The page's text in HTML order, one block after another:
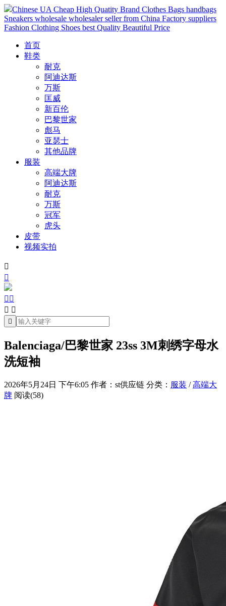
Chinese UA Cheap High Quatity Brand Clothes Bags handbags
Sneakers wholesale wholesaler seller from China Factory suppliers
Fashion Clothing Shoes best Quality Beautiful Price
首页
鞋类
耐克
阿迪达斯
万斯
匡威
新百伦
巴黎世家
彪马
亚瑟士
其他品牌
服装
高端大牌
阿迪达斯
耐克
万斯
冠军
虎头
皮带
视频实拍


 
 

Balenciaga/巴黎世家 23ss 3M刺绣字母水
洗短袖
2026年5月24日 下午6:05 作者：st供应链 分类： 服装 /高端大
牌 阅读(58)